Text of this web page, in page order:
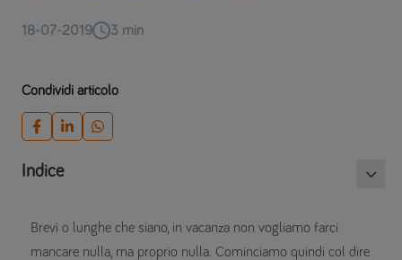
18-07-2019 3 min
Condividi articolo
Indice
Brevi o lunghe che siano, in vacanza non vogliamo farci
mancare nulla, ma proprio nulla. Cominciamo quindi col dire